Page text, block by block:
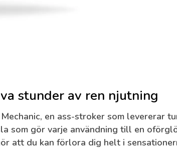
stunder av ren njutning
, en ass-stroker som levererar
som gör varje användning till en
att du kan förlora dig helt i